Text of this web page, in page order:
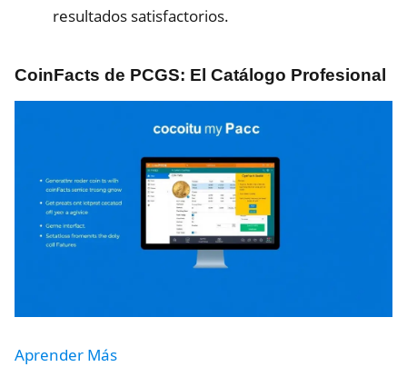
resultados satisfactorios.
CoinFacts de PCGS: El Catálogo Profesional
Aprender Más